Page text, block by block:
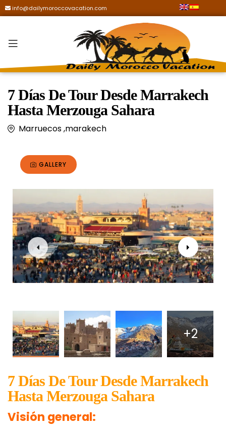
info@dailymoroccovacation.com
7 Días De Tour Desde Marrakech
Hasta Merzouga Sahara
Marruecos ,marakech
GALLERY
+2
7 Días De Tour Desde Marrakech
Hasta Merzouga Sahara
Visión general: